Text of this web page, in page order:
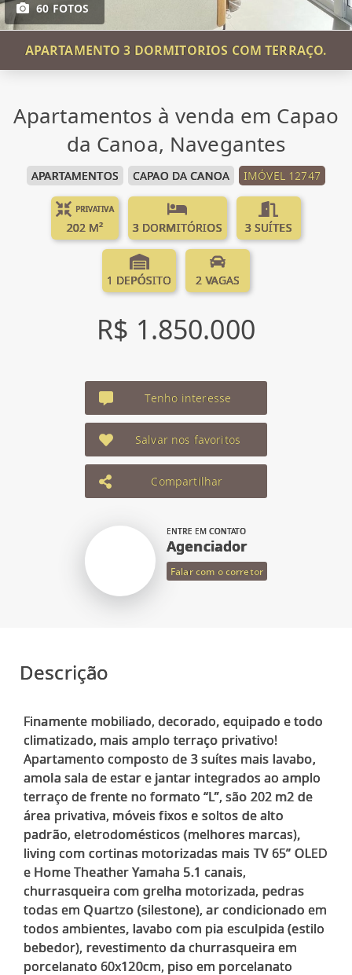
60 FOTOS
APARTAMENTO 3 DORMITORIOS COM TERRAÇO.
Apartamentos à venda em Capao
da Canoa, Navegantes
APARTAMENTOS CAPAO DA CANOA IMÓVEL 12747
PRIVATIVA
202 M² 3 DORMITÓRIOS 3 SUÍTES
1 DEPÓSITO 2 VAGAS
R$ 1.850.000
Tenho interesse
Salvar nos favoritos
Compartilhar
ENTRE EM CONTATO
Agenciador
Falar com o corretor
Descrição
Finamente mobiliado, decorado, equipado e todo
climatizado, mais amplo terraço privativo!
Apartamento composto de 3 suítes mais lavabo,
amola sala de estar e jantar integrados ao amplo
terraço de frente no formato “L”, são 202 m2 de
área privativa, móveis fixos e soltos de alto
padrão, eletrodomésticos (melhores marcas),
living com cortinas motorizadas mais TV 65” OLED
e Home Theather Yamaha 5.1 canais,
churrasqueira com grelha motorizada, pedras
todas em Quartzo (silestone), ar condicionado em
todos ambientes, lavabo com pia esculpida (estilo
bebedor), revestimento da churrasqueira em
porcelanato 60x120cm, piso em porcelanato